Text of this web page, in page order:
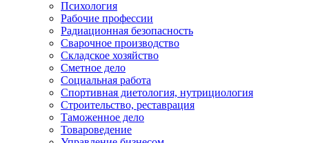
Психология
Рабочие профессии
Радиационная безопасность
Сварочное производство
Складское хозяйство
Сметное дело
Социальная работа
Спортивная диетология, нутрициология
Строительство, реставрация
Таможенное дело
Товароведение